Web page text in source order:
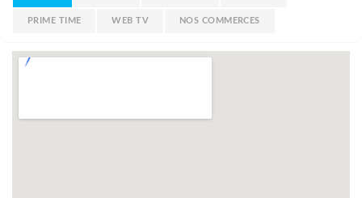
PRIME TIME WEB TV NOS COMMERCES